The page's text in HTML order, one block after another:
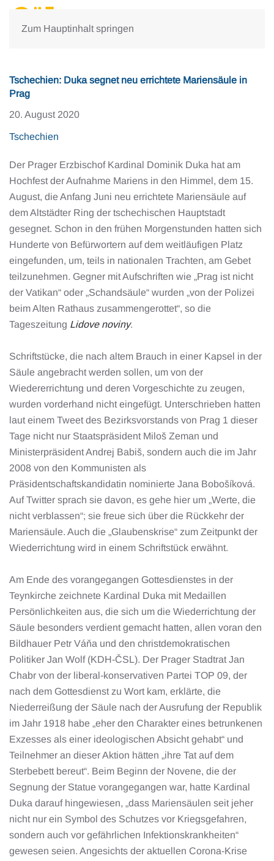
Zum Hauptinhalt springen
Tschechien: Duka segnet neu errichtete Mariensäule in
Prag
20. August 2020
Tschechien
Der Prager Erzbischof Kardinal Dominik Duka hat am
Hochfest der Aufnahme Mariens in den Himmel, dem 15.
August, die Anfang Juni neu errichtete Mariensäule auf
dem Altstädter Ring der tschechischen Hauptstadt
gesegnet. Schon in den frühen Morgenstunden hatten sich
Hunderte von Befürwortern auf dem weitläufigen Platz
eingefunden, um, teils in nationalen Trachten, am Gebet
teilzunehmen. Gegner mit Aufschriften wie „Prag ist nicht
der Vatikan“ oder „Schandsäule“ wurden „von der Polizei
beim Alten Rathaus zusammengerottet“, so die
Tageszeitung Lidove noviny.
Schriftstücke, die nach altem Brauch in einer Kapsel in der
Säule angebracht werden sollen, um von der
Wiedererrichtung und deren Vorgeschichte zu zeugen,
wurden vorderhand nicht eingefügt. Unterschrieben hatten
laut einem Tweet des Bezirksvorstands von Prag 1 dieser
Tage nicht nur Staatspräsident Miloš Zeman und
Ministerpräsident Andrej Babiš, sondern auch die im Jahr
2008 von den Kommunisten als
Präsidentschaftskandidatin nominierte Jana Bobošíková.
Auf Twitter sprach sie davon, es gehe hier um „Werte, die
nicht verblassen“; sie freue sich über die Rückkehr der
Mariensäule. Auch die „Glaubenskrise“ zum Zeitpunkt der
Wiederrichtung wird in einem Schriftstück erwähnt.
Am Ende des vorangegangen Gottesdienstes in der
Teynkirche zeichnete Kardinal Duka mit Medaillen
Persönlichkeiten aus, die sich um die Wiederrichtung der
Säule besonders verdient gemacht hatten, allen voran den
Bildhauer Petr Váňa und den christdemokratischen
Politiker Jan Wolf (KDH-ČSL). Der Prager Stadtrat Jan
Chabr von der liberal-konservativen Partei TOP 09, der
nach dem Gottesdienst zu Wort kam, erklärte, die
Niederreißung der Säule nach der Ausrufung der Republik
im Jahr 1918 habe „eher den Charakter eines betrunkenen
Exzesses als einer ideologischen Absicht gehabt“ und
Teilnehmer an dieser Aktion hätten „ihre Tat auf dem
Sterbebett bereut“. Beim Beginn der Novene, die der
Segnung der Statue vorangegangen war, hatte Kardinal
Duka darauf hingewiesen, „dass Mariensäulen seit jeher
nicht nur ein Symbol des Schutzes vor Kriegsgefahren,
sondern auch vor gefährlichen Infektionskrankheiten“
gewesen seien. Angesichts der aktuellen Corona-Krise